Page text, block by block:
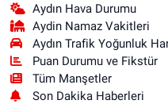
Aydın Hava Durumu
Aydin Namaz Vakitleri
Aydın Trafik Yoğunluk
Puan Durumu ve Fikstür
Tüm Manşetler
Son Dakika Haberleri